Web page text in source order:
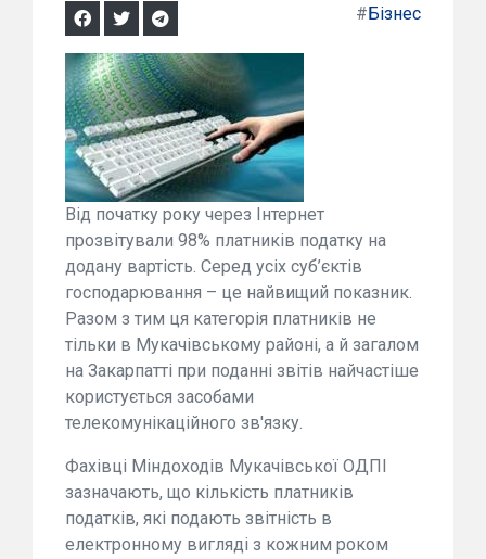
#Бізнес
Від початку року через Інтернет
прозвітували 98% платників податку на
додану вартість. Серед усіх суб’єктів
господарювання – це найвищий показник.
Разом з тим ця категорія платників не
тільки в Мукачівському районі, а й загалом
на Закарпатті при поданні звітів найчастіше
користується засобами
телекомунікаційного зв'язку.
Фахівці Міндоходів Мукачівської ОДПІ
зазначають, що кількість платників
податків, які подають звітність в
електронному вигляді з кожним роком